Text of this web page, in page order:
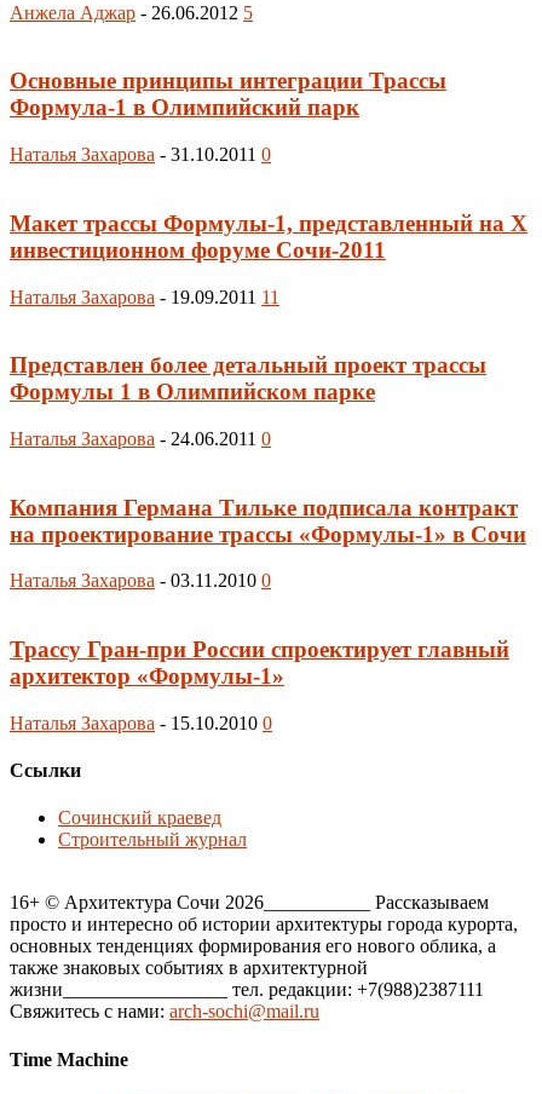
Анжела Аджар - 26.06.2012 5
Основные принципы интеграции Трассы
Формула-1 в Олимпийский парк
Наталья Захарова - 31.10.2011 0
Макет трассы Формулы-1, представленный на X
инвестиционном форуме Сочи-2011
Наталья Захарова - 19.09.2011 11
Представлен более детальный проект трассы
Формулы 1 в Олимпийском парке
Наталья Захарова - 24.06.2011 0
Компания Германа Тильке подписала контракт
на проектирование трассы «Формулы-1» в Сочи
Наталья Захарова - 03.11.2010 0
Трассу Гран-при России спроектирует главный
архитектор «Формулы-1»
Наталья Захарова - 15.10.2010 0
Ссылки
Сочинский краевед
Строительный журнал
16+ © Архитектура Сочи 2026___________ Рассказываем
просто и интересно об истории архитектуры города курорта,
основных тенденциях формирования его нового облика, а
также знаковых событиях в архитектурной
жизни_________________ тел. редакции: +7(988)2387111
Свяжитесь с нами: arch-sochi@mail.ru
Time Machine